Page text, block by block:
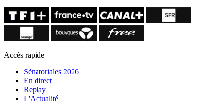
Accès rapide
Sénatoriales 2026
En direct
Replay
L'Actualité